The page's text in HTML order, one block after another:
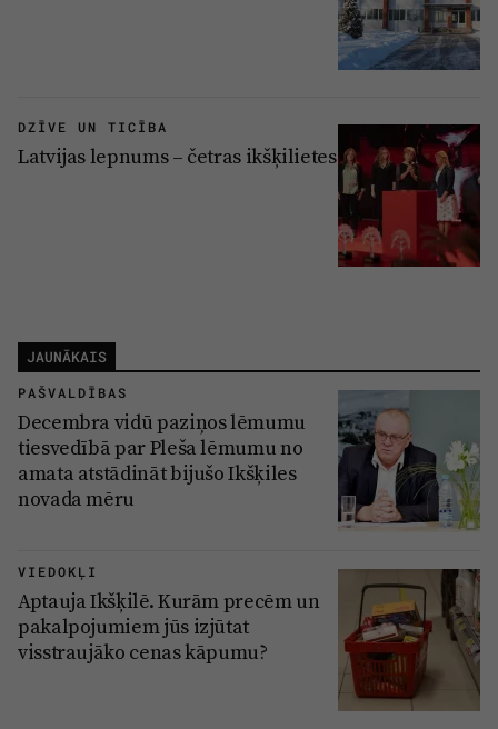
DZĪVE UN TICĪBA
Latvijas lepnums – četras ikšķilietes
JAUNĀKAIS
PAŠVALDĪBAS
Decembra vidū paziņos lēmumu
tiesvedībā par Pleša lēmumu no
amata atstādināt bijušo Ikšķiles
novada mēru
VIEDOKĻI
Aptauja Ikšķilē. Kurām precēm un
pakalpojumiem jūs izjūtat
visstraujāko cenas kāpumu?